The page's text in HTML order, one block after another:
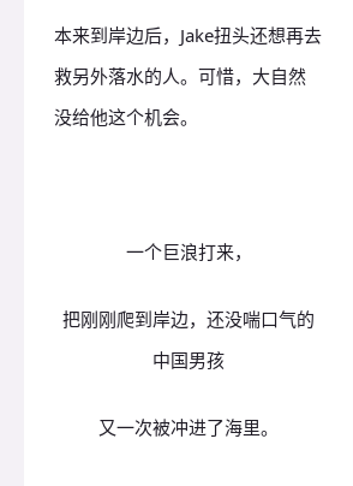
本来到岸边后，Jake扭头还想再去
救另外落水的人。可惜，大自然
没给他这个机会。
一个巨浪打来，
把刚刚爬到岸边，还没喘口气的
中国男孩
又一次被冲进了海里。